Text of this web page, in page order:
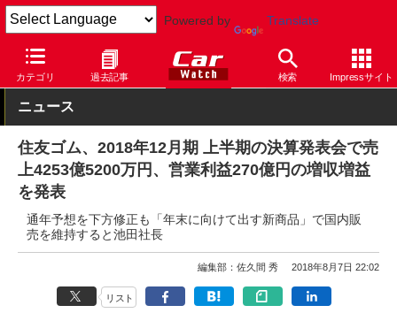
Powered by Translate
カテゴリ 過去記事 検索 Impressサイト
Car Watch タイヤ ダンロップ その他
ニュース
住友ゴム、2018年12月期 上半期の決算発表会で売
上4253億5200万円、営業利益270億円の増収増益
を発表
通年予想を下方修正も「年末に向けて出す新商品」で国内販
売を維持すると池田社長
編集部：佐久間 秀 2018年8月7日 22:02
リスト